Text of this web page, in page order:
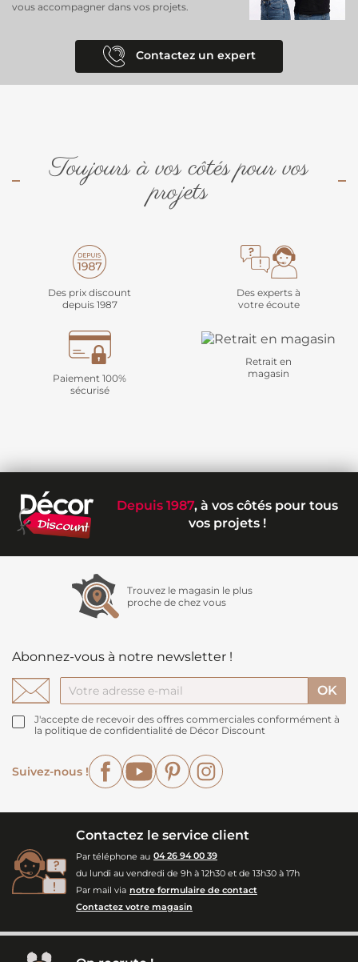
vous accompagner dans vos projets.
Contactez un expert
Toujours à vos côtés pour vos
projets
Des prix discount
depuis 1987
Des experts à
votre écoute
Paiement 100%
sécurisé
Retrait en
magasin
Depuis 1987, à vos côtés pour tous
vos projets !
Trouvez le magasin le plus
proche de chez vous
Abonnez-vous à notre newsletter !
J'accepte de recevoir des offres commerciales conformément à
la politique de confidentialité de Décor Discount
Suivez-nous !
FacebookYouTubePinterest
Contactez le service client
Par téléphone au 04 26 94 00 39
du lundi au vendredi de 9h à 12h30 et de 13h30 à 17h
Par mail via notre formulaire de contact
Contactez votre magasin